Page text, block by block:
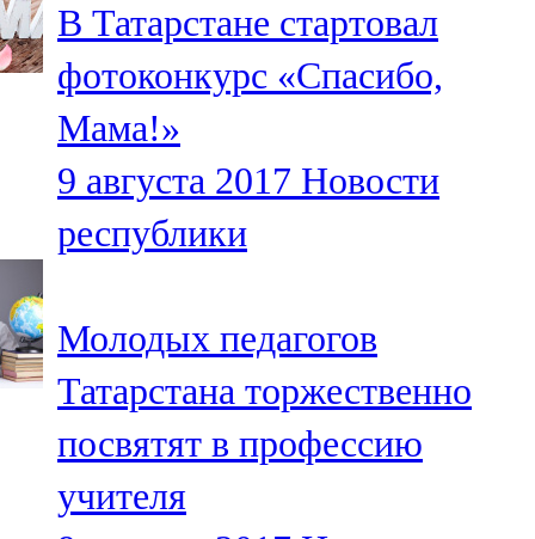
91,0 FM
Шәмәрдән
102,3 FM
Яңа чишмә
107,0 FM
105,5 FM
В Татарстане стартовал
фотоконкурс «Спасибо,
Мама!»
9 августа 2017 Новости
республики
Молодых педагогов
Татарстана торжественно
посвятят в профессию
учителя